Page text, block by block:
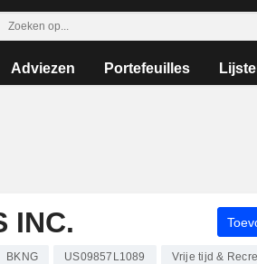
Adviezen Portefeuilles
INC.
BKNG US09857L1089 Vrije tijd &